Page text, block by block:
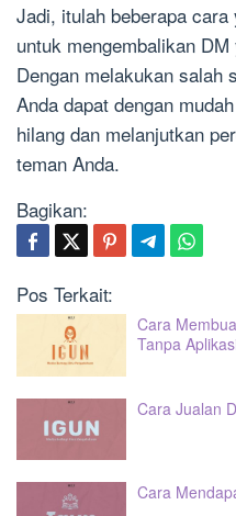
Jadi, itulah beberapa
untuk mengembalikan
Dengan melakukan salah
Anda dapat dengan
hilang dan melanjutkan
teman Anda.
Bagikan:
Pos Terkait:
Cara
Tanpa
Cara Jualan
Cara